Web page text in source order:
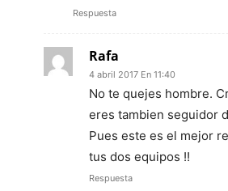
Respuesta
Rafa
4 abril 2017 En 11:40
No te quejes hombre.
eres tambien seguidor
Pues este es el mejor
tus dos equipos !!
Respuesta